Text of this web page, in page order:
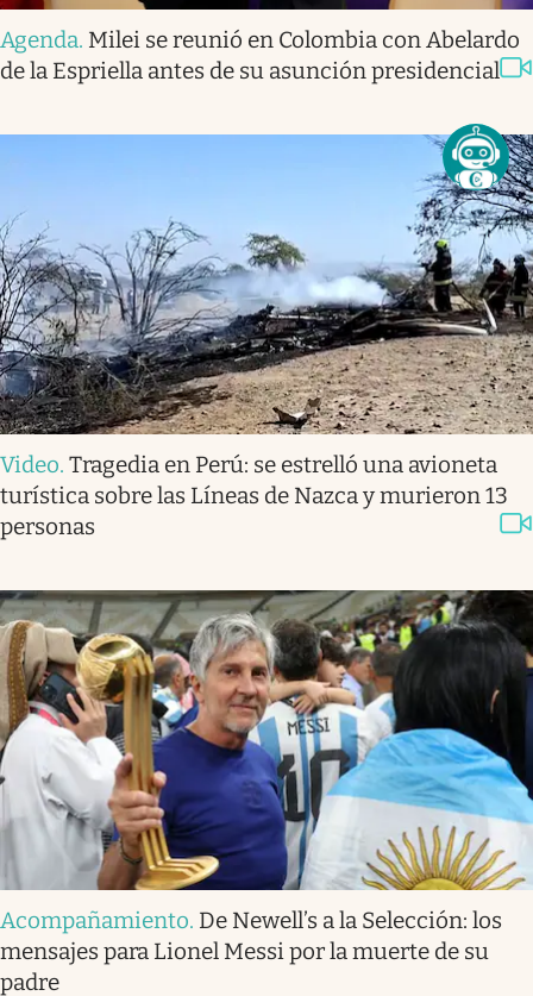
Agenda. Milei se reunió en Colombia con Abelardo
de la Espriella antes de su asunción presidencial
Video. Tragedia en Perú: se estrelló una avioneta
turística sobre las Líneas de Nazca y murieron 13
personas
Acompañamiento. De Newell’s a la Selección: los
mensajes para Lionel Messi por la muerte de su
padre